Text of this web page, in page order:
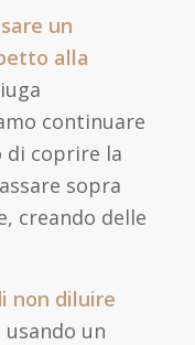
un
alla
continuare
di coprire la
sopra
creando delle
non diluire
usando un